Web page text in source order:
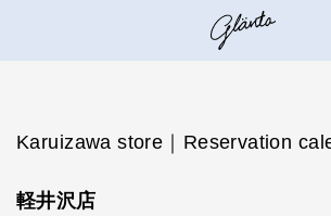
Karuizawa store｜Reservation
軽井沢店